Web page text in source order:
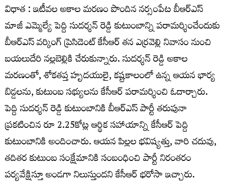
విధాత : ఇటీవల అకాల మరణం పొందిన నర్సంపేట బీఆర్ఎస్
మాజీ ఎమ్మెల్యే పెద్ది సుదర్శన్ రెడ్డి కుటుంబాన్ని పరామర్శించేందుకు
బీఆర్ఎస్ వర్కింగ్ ప్రెసిడెంట్ కేసీఆర్ తన ఎర్రవెల్లి నివాసం నుంచి
బయలుదేరి నల్లబెల్లికి చేరుకున్నారు. సుదర్శన్ రెడ్డి అకాల
మరణంతో, శోకతప్త హృదయులై, కష్టకాలంలో ఉన్న ఆయన భార్య
బిడ్డలను, కుటుంబ సభ్యులను కేసీఆర్ పరామర్శించి ఓదార్చారు.
పెద్ది సుదర్శన్ రెడ్డి కుటుంబానికి బీఆర్ఎస్ పార్టీ తరుపునా
ప్రకటించిన రూ 2.25కోట్ల ఆర్థిక సహాయాన్ని కేసీఆర్ పెద్ది
కుటుంబానికి అందించారు. ఆయన పిల్లల భవిష్యత్తు, వారి చదువు,
తదితర కుటుంబ సంక్షేమానికి సంబంధించి పార్టీ నిరంతరం
పర్యవేక్షిస్తూ అండగా నిలుస్తుందని కేసీఆర్‌ భరోసా ఇచ్చారు.